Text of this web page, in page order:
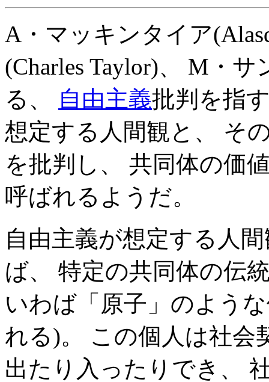
A・マッキンタイア
(Charles Taylor)、 M・
る、
自由主義批判を指
想定する人間観と、 そ
を批判し、 共同体の価
呼ばれるようだ。
自由主義が想定する人
ば、 特定の共同体の伝
いわば「原子」のよう
れる)。 この個人は社会
出たり入ったりでき、